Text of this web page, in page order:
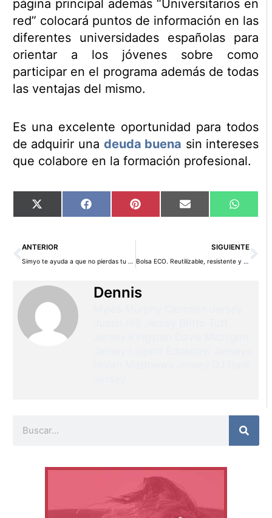
página principal además “Universitarios en
red” colocará puntos de información en las
diferentes universidades españolas para
orientar a los jóvenes sobre como
participar en el programa además de todas
las ventajas del mismo.
Es una excelente oportunidad para todos
de adquirir una deuda buena sin intereses
que colabore en la formación profesional.
Compartir
en
X
(Twitter)
Compartir
en
Facebook Compartir
en
Pinterest Compartir
en
Email
en
Ant
ANTERIOR
Simyo te ayuda a que no pierdas tu número móvil
SIGUIENTE
Bolsa ECO. Reutilizable, resistente y reciclable
Dennis